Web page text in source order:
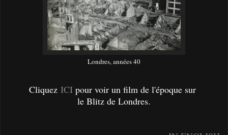
Londres, années 40
Cliquez ICI pour voir un film de l'époque sur
le Blitz de Londres.